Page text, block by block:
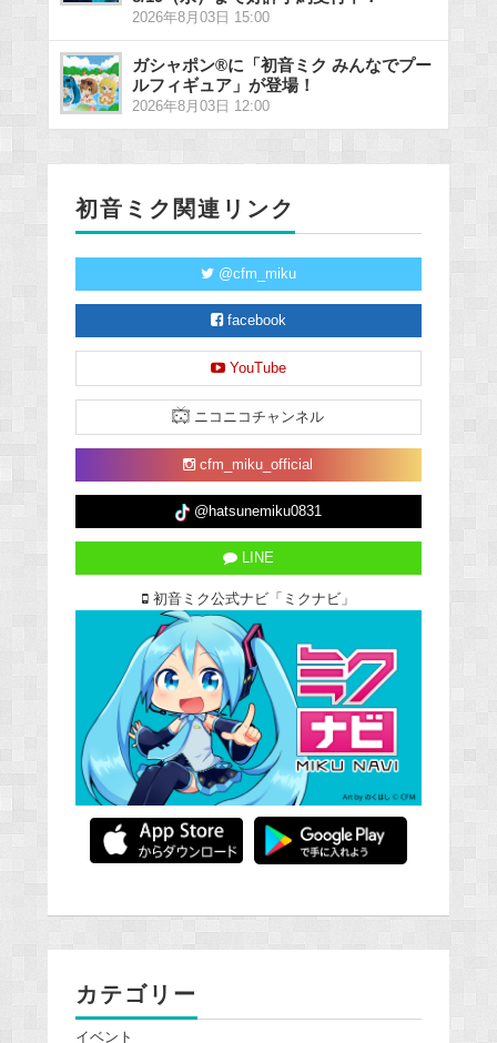
2026年8月03日 15:00
ガシャポン®に「初音ミク みんなでプー
ルフィギュア」が登場！
2026年8月03日 12:00
初音ミク関連リンク
@cfm_miku
facebook
YouTube
ニコニコチャンネル
cfm_miku_official
@hatsunemiku0831
LINE
初音ミク公式ナビ「ミクナビ」
カテゴリー
イベント